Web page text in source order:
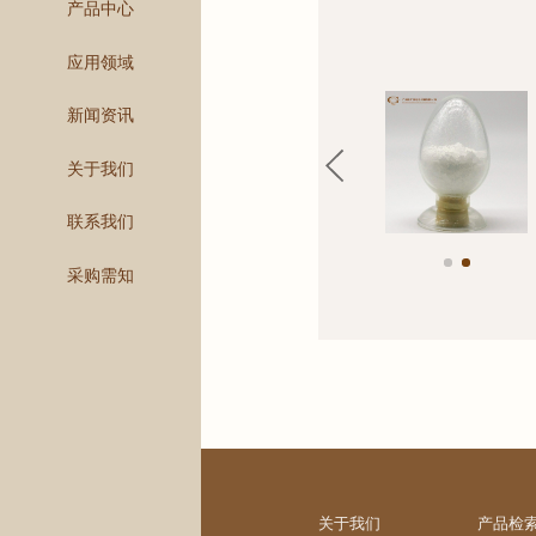
产品中心
应用领域
新闻资讯
关于我们
联系我们
采购需知
关于我们 产品检